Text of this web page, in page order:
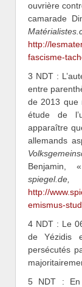
ouvrière
camarade
http://
fascisme-
3 NDT :
entre
de 2013 que
étude de
apparaître
allemands
Benjamin,
spiegel.de,
http://
emismus-
4 NDT : Le
de Yézidis
persécutés
5 NDT : En